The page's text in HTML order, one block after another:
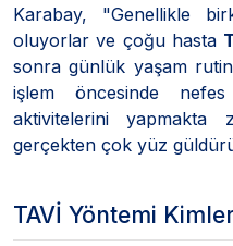
Karabay, "Genellikle
oluyorlar ve çoğu hasta
sonra günlük yaşam
işlem öncesinde
aktivitelerini yapmakta
gerçekten çok yüz
TAVİ Yöntemi